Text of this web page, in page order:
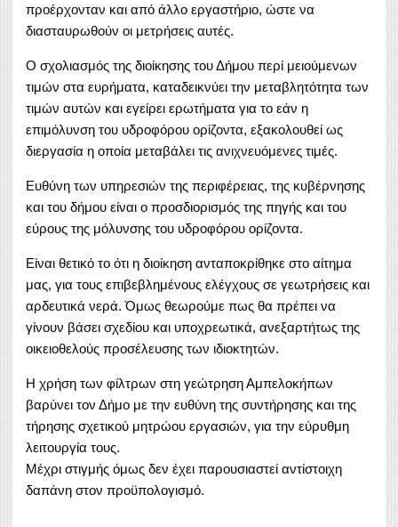
προέρχονταν και από άλλο εργαστήριο, ώστε να
διασταυρωθούν οι μετρήσεις αυτές.
Ο σχολιασμός της διοίκησης του Δήμου περί μειούμενων
τιμών στα ευρήματα, καταδεικνύει την μεταβλητότητα των
τιμών αυτών και εγείρει ερωτήματα για το εάν η
επιμόλυνση του υδροφόρου ορίζοντα, εξακολουθεί ως
διεργασία η οποία μεταβάλει τις ανιχνευόμενες τιμές.
Ευθύνη των υπηρεσιών της περιφέρειας, της κυβέρνησης
και του δήμου είναι ο προσδιορισμός της πηγής και του
εύρους της μόλυνσης του υδροφόρου ορίζοντα.
Είναι θετικό το ότι η διοίκηση ανταποκρίθηκε στο αίτημα
μας, για τους επιβεβλημένους ελέγχους σε γεωτρήσεις και
αρδευτικά νερά. Όμως θεωρούμε πως θα πρέπει να
γίνουν βάσει σχεδίου και υποχρεωτικά, ανεξαρτήτως της
οικειοθελούς προσέλευσης των ιδιοκτητών.
Η χρήση των φίλτρων στη γεώτρηση Αμπελοκήπων
βαρύνει τον Δήμο με την ευθύνη της συντήρησης και της
τήρησης σχετικού μητρώου εργασιών, για την εύρυθμη
λειτουργία τους.
Μέχρι στιγμής όμως δεν έχει παρουσιαστεί αντίστοιχη
δαπάνη στον προϋπολογισμό.